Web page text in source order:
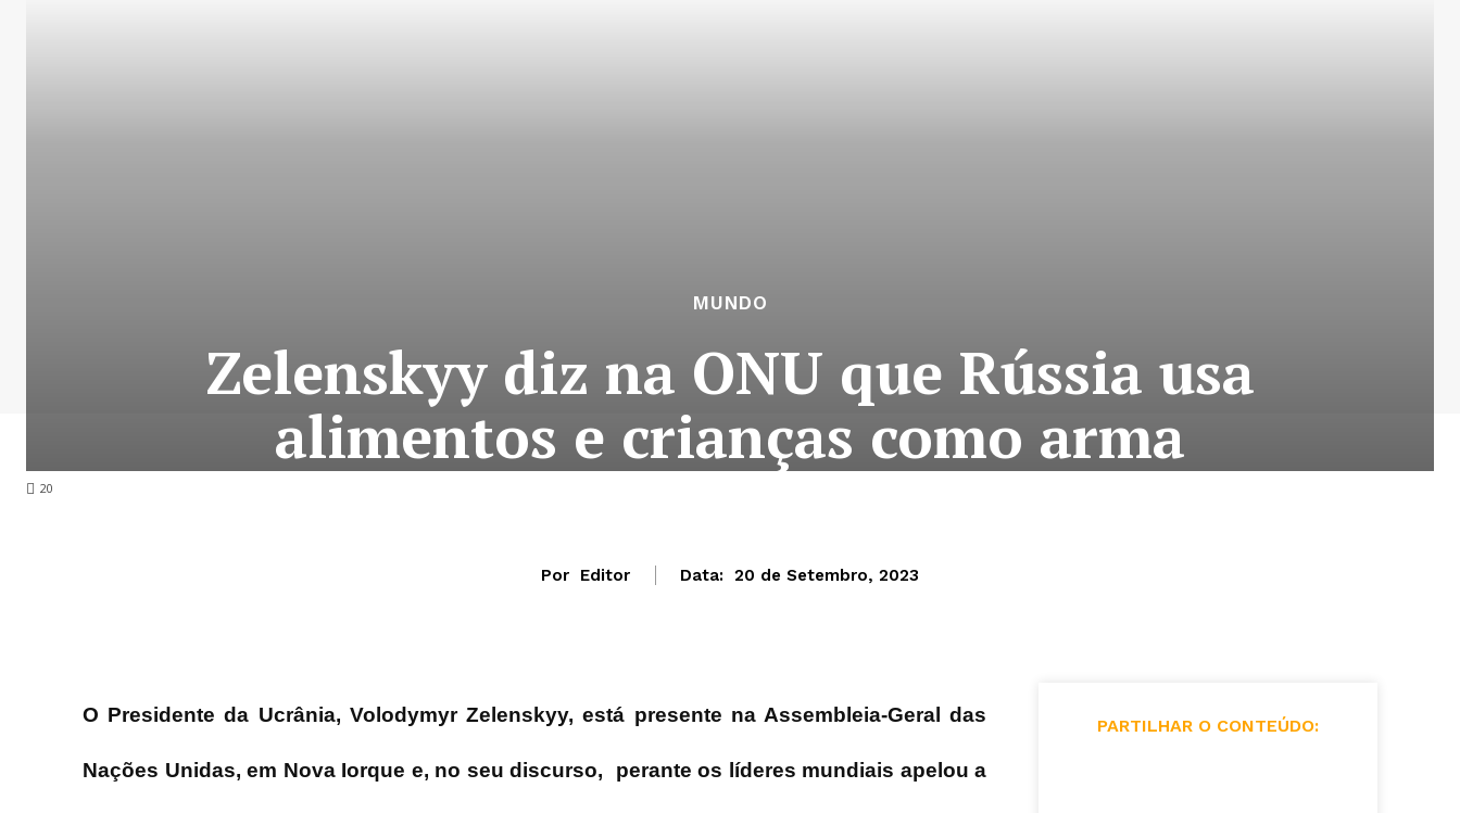
20
MUNDO
Zelenskyy diz na ONU que Rússia usa
alimentos e crianças como arma
Por Editor Data: 20 de Setembro, 2023
O Presidente da Ucrânia, Volodymyr Zelenskyy, está presente na Assembleia-Geral das
Nações Unidas, em Nova Iorque e, no seu discurso, perante os líderes mundiais apelou a
PARTILHAR O CONTEÚDO: